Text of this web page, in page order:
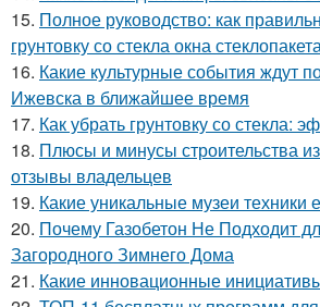
15. Полное руководство: как
грунтовку со стекла окна
16. Какие культурные события ждут
Ижевска в ближайшее время
17. Как убрать грунтовку со стекла:
18. Плюсы и минусы строительства
отзывы владельцев
19. Какие уникальные музеи техники
20. Почему Газобетон Не Подходит
Загородного Зимнего Дома
21. Какие инновационные